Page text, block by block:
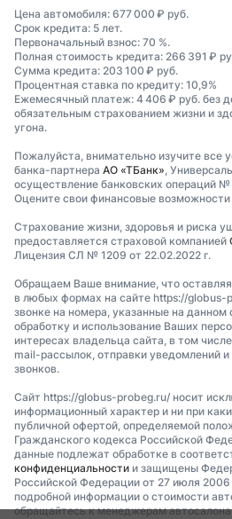
Цена автомобиля: 677 000 ₽ руб.
Срок кредита: 5 лет.
Первоначальный взнос: 70 %.
Полная стоимость кредита: 266 391 ₽
Сумма кредита: 203 100 ₽ руб.
Процентная ставка по кредиту: 10,9%
Ежемесячный платеж: 4 406 ₽ руб. без
обязательным страхованием жизни и
угона.
Пожалуйста, внимательно изучите все
банка-партнера АО «ТБанк»,
осуществление банковских операций
Оцените свои финансовые возможности
Страхование жизни, здоровья и риска
предоставляется страховой компанией
Лицензия СЛ № 1209 от 22.02.2022 г.
Обращаем Ваше внимание, что
в любых формах на сайте https://globus-
звонке на номера, указанные на данном
обработку и использование Ваших
интересах владельца сайта, в том
mail-рассылок, отправки уведомлений
звонков.
Сайт https://globus-probeg.ru/ носит
информационный характер и ни при
публичной офертой, определяемой
Гражданского кодекса Российской
данные подлежат обработке в
конфиденциальности и защищены
Российской Федерации от 27 июля
подробной информации о стоимости
обращайтесь к менеджерам